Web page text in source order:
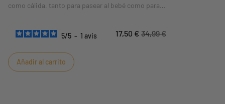
como cálida, tanto para pasear al bebé como para
5/5 - 1avis 17,50 € 34,99 €
Añadir al carrito